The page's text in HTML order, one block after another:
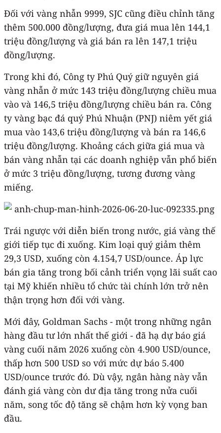
Đối với vàng nhẫn 9999, SJC cũng điều chỉnh tăng
thêm 500.000 đồng/lượng, đưa giá mua lên 144,1
triệu đồng/lượng và giá bán ra lên 147,1 triệu
đồng/lượng.
Trong khi đó, Công ty Phú Quý giữ nguyên giá
vàng nhẫn ở mức 143 triệu đồng/lượng chiều mua
vào và 146,5 triệu đồng/lượng chiều bán ra. Công
ty vàng bạc đá quý Phú Nhuận (PNJ) niêm yết giá
mua vào 143,6 triệu đồng/lượng và bán ra 146,6
triệu đồng/lượng. Khoảng cách giữa giá mua và
bán vàng nhẫn tại các doanh nghiệp vẫn phổ biến
ở mức 3 triệu đồng/lượng, tương đương vàng
miếng.
Trái ngược với diễn biến trong nước, giá vàng thế
giới tiếp tục đi xuống. Kim loại quý giảm thêm
29,3 USD, xuống còn 4.154,7 USD/ounce. Áp lực
bán gia tăng trong bối cảnh triển vọng lãi suất cao
tại Mỹ khiến nhiều tổ chức tài chính lớn trở nên
thận trọng hơn đối với vàng.
Mới đây, Goldman Sachs - một trong những ngân
hàng đầu tư lớn nhất thế giới - đã hạ dự báo giá
vàng cuối năm 2026 xuống còn 4.900 USD/ounce,
thấp hơn 500 USD so với mức dự báo 5.400
USD/ounce trước đó. Dù vậy, ngân hàng này vẫn
đánh giá vàng còn dư địa tăng trong nửa cuối
năm, song tốc độ tăng sẽ chậm hơn kỳ vọng ban
đầu.